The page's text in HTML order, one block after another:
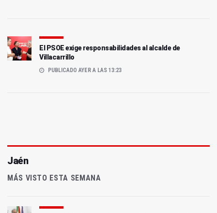
El PSOE exige responsabilidades al alcalde de
Villacarrillo
PUBLICADO AYER A LAS 13:23
Jaén
MÁS VISTO ESTA SEMANA